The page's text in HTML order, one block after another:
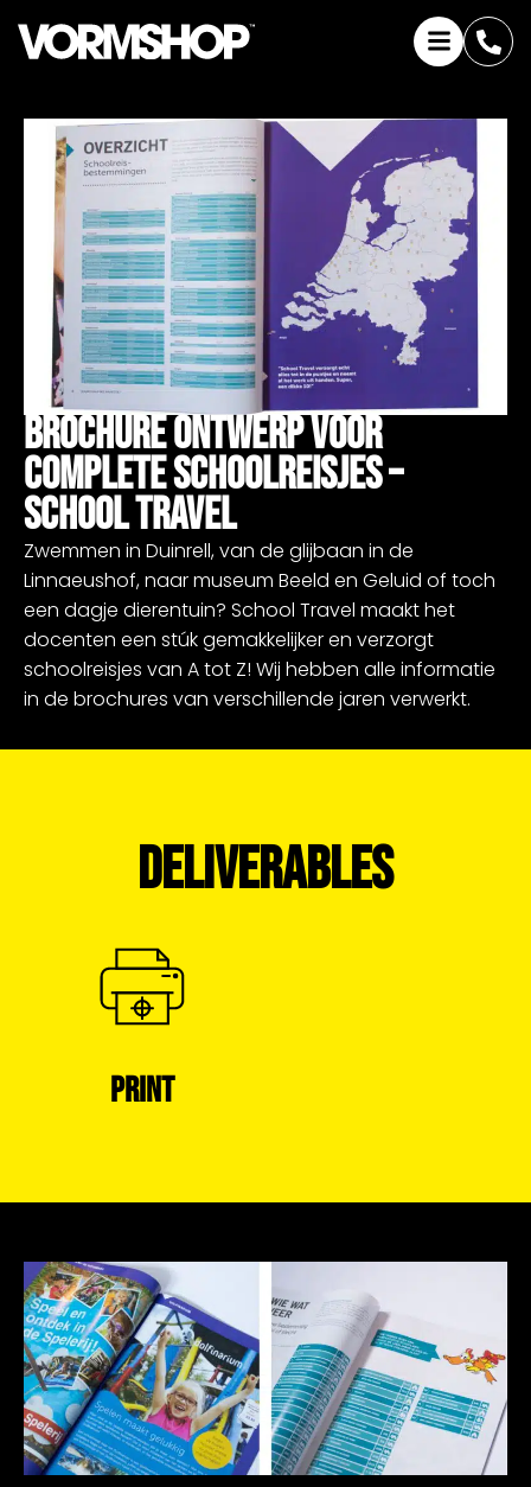
Brochure Ontwerp Voor
Complete Schoolreisjes –
School Travel
Zwemmen in Duinrell, van de glijbaan in de
Linnaeushof, naar museum Beeld en Geluid of toch
een dagje dierentuin? School Travel maakt het
docenten een stúk gemakkelijker en verzorgt
schoolreisjes van A tot Z! Wij hebben alle informatie
in de brochures van verschillende jaren verwerkt.
DELIVERABLES
PRINT